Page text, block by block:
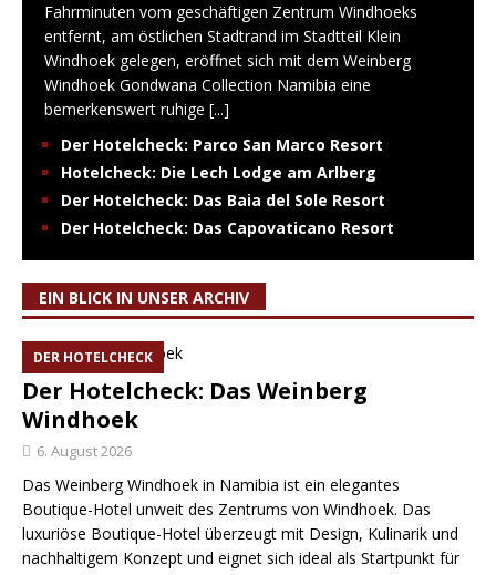
Fahrminuten vom geschäftigen Zentrum Windhoeks
entfernt, am östlichen Stadtrand im Stadtteil Klein
Windhoek gelegen, eröffnet sich mit dem Weinberg
Windhoek Gondwana Collection Namibia eine
bemerkenswert ruhige [...]
Der Hotelcheck: Parco San Marco Resort
Hotelcheck: Die Lech Lodge am Arlberg
Der Hotelcheck: Das Baia del Sole Resort
Der Hotelcheck: Das Capovaticano Resort
EIN BLICK IN UNSER ARCHIV
DER HOTELCHECK
Der Hotelcheck: Das Weinberg
Windhoek
6. August 2026
Das Weinberg Windhoek in Namibia ist ein elegantes
Boutique-Hotel unweit des Zentrums von Windhoek. Das
luxuriöse Boutique-Hotel überzeugt mit Design, Kulinarik und
nachhaltigem Konzept und eignet sich ideal als Startpunkt für